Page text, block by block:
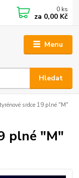
Menu
Hledat
0 ks
za 0,00 Kč
srdce 19 plné "M"
plné "M"